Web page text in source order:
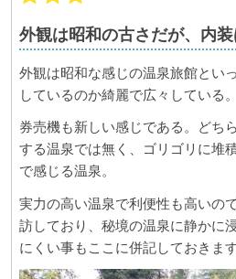
外観は昭和の古さだが、内
外観は昭和な感じの温泉旅館とい
しているのか綺麗で広々している。
券売機も新しい感じである。どち
する温泉では無く、ゴリゴリに堆
で感じる温泉。
実力の高い温泉で利便性も高いの
訪しており、秘境の温泉に静かに
にくい事もここに併記しておきます